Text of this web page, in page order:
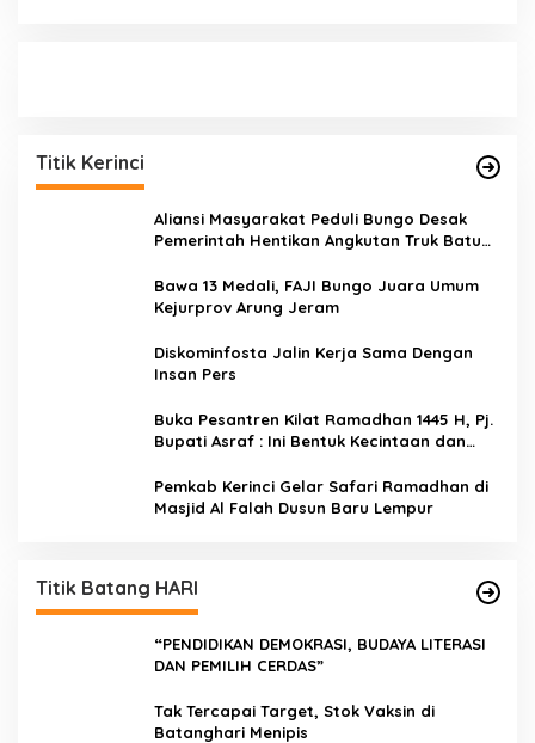
Titik Kerinci
Aliansi Masyarakat Peduli Bungo Desak
Pemerintah Hentikan Angkutan Truk Batu
Bawa 13 Medali, FAJI Bungo Juara Umum
Kejurprov Arung Jeram
Diskominfosta Jalin Kerja Sama Dengan
Insan Pers
Buka Pesantren Kilat Ramadhan 1445 H, Pj.
Bupati Asraf : Ini Bentuk Kecintaan dan
Kerinci
Pemkab Kerinci Gelar Safari Ramadhan di
Masjid Al Falah Dusun Baru Lempur
Titik Batang HARI
“PENDIDIKAN DEMOKRASI, BUDAYA LITERASI
DAN PEMILIH CERDAS”
Tak Tercapai Target, Stok Vaksin di
Batanghari Menipis